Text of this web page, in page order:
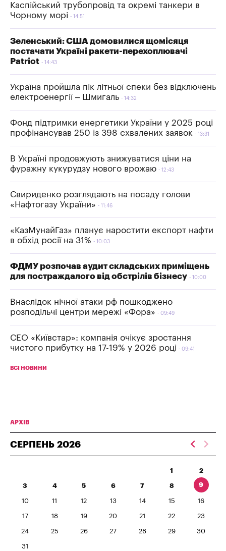
Каспійський трубопровід та окремі танкери в
Чорному морі
14:51
Зеленський: США домовилися щомісяця
постачати Україні ракети-перехоплювачі
Patriot
14:43
Україна пройшла пік літньої спеки без відключень
електроенергії – Шмигаль
14:32
Фонд підтримки енергетики України у 2025 році
профінансував 250 із 398 схвалених заявок
13:31
В Україні продовжують знижуватися ціни на
фуражну кукурудзу нового врожаю
12:43
Свириденко розглядають на посаду голови
«Нафтогазу України»
11:46
«КазМунайГаз» планує наростити експорт нафти
в обхід росії на 31%
10:03
ФДМУ розпочав аудит складських приміщень
для постраждалого від обстрілів бізнесу
10:00
Внаслідок нічної атаки рф пошкоджено
розподільчі центри мережі «Фора»
09:49
СЕО «Київстар»: компанія очікує зростання
чистого прибутку на 17-19% у 2026 році
09:41
ВСІ НОВИНИ
АРХІВ
СЕРПЕНЬ 2026
1 2
3 4 5 6 7 8 9
10 11 12 13 14 15 16
17 18 19 20 21 22 23
24 25 26 27 28 29 30
31